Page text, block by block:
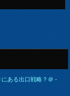
ある出口戦略？＠-